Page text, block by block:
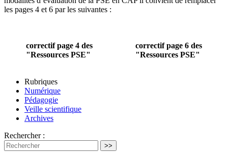
les pages 4 et 6 par les suivantes :
correctif page 4 des
"Ressources PSE"
correctif page 6 des
"Ressources PSE"
Rubriques
Numérique
Pédagogie
Veille scientifique
Archives
Rechercher :
>>